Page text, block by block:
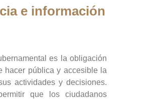
e información
es la obligación
hacer pública y accesible la
actividades y decisiones.
que los ciudadanos